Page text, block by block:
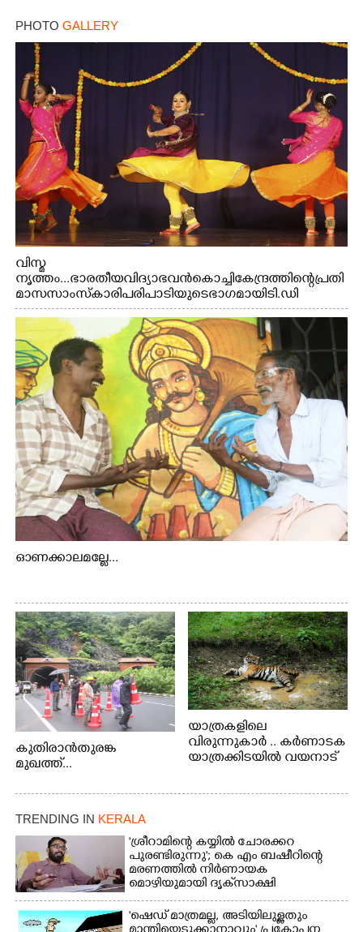
PHOTO GALLERY
വിസ്മ
നൃത്തം...ഭാരതീയ വിദ്യാഭവൻ കൊച്ചി കേന്ദ്രത്തിന്റെ പ്രതി
മാസ സാംസ്കാരി പരിപാടിയുടെ ഭാഗമായി ടി.ഡി
റോഡിലെ ഭാരതീയ വിദ്യാഭവൻ സർദാർ പട്ടേൽ
സഭാഗൃഹത്തിൽ പ്രശസ്ത കഥക് നർത്തകി എം.
അക്ഷത അവതരിപ്പിച്ച ലയ നമൻ കഥകിൽ നിന്ന്
ഓണക്കാലമല്ലേ...
കുതിരാൻതുരങ്ക
മുഖത്ത്...
യാത്രകളിലെ
വിരുന്നുകാർ .. കർണാടക
യാത്രക്കിടയിൽ വയനാട്
TRENDING IN KERALA
'ശ്രീറാമിന്റെ കയ്യിൽ ചോരക്കറ
പുരണ്ടിരുന്നു'; കെ എം ബഷീറിന്റെ
മരണത്തിൽ നിർണായക
മൊഴിയുമായി ദൃക്‌സാക്ഷി
'ഷെഡ് മാത്രമല്ല, അടിയിലുള്ളതും